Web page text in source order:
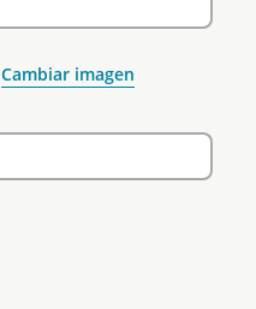
Cambiar imagen